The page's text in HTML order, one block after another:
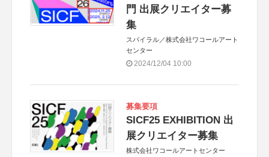
門 出展クリエイター募
集
スパイラル／株式会社ワコールアート
センター
2024/12/04 10:00
募集要項
SICF25 EXHIBITION 出
展クリエイター募集
株式会社ワコールアートセンター